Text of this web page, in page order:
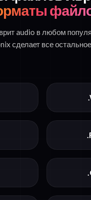
audio в любом
сделает все